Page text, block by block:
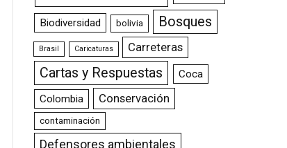
Biodiversidad bolivia Bosques
Brasil Caricaturas Carreteras
Cartas y Respuestas
Coca
Colombia
Conservación
contaminación
Defensores ambientales